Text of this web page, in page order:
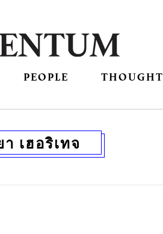
PEOPLE THOUGHT
า เฮอริเทจ